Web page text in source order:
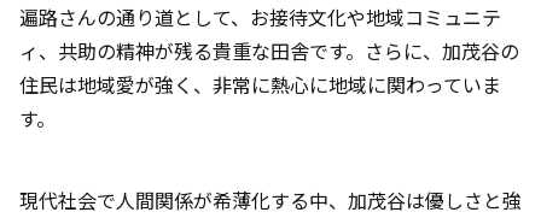
遍路さんの通り道として、お接待文化や地域コミュニテ
ィ、共助の精神が残る貴重な田舎です。さらに、加茂谷の
住民は地域愛が強く、非常に熱心に地域に関わっていま
す。
現代社会で人間関係が希薄化する中、加茂谷は優しさと強